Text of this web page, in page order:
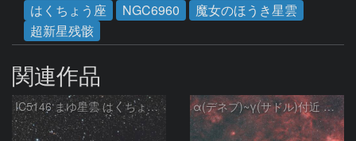
はくちょう座
NGC6960
魔女のほうき星雲
超新星残骸
関連作品
IC5146 まゆ星雲 はくちょう座 α(デネブ)~γ(サドル)付近 NGC7000 北アメリカ星雲 IC5067~5070 ペリカン星雲 Sh2-112 はくちょう座